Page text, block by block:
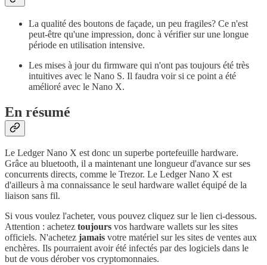
La qualité des boutons de façade, un peu fragiles? Ce n'est
peut-être qu'une impression, donc à vérifier sur une longue
période en utilisation intensive.
Les mises à jour du firmware qui n'ont pas toujours été très
intuitives avec le Nano S. Il faudra voir si ce point a été
amélioré avec le Nano X.
En résumé
Le Ledger Nano X est donc un superbe portefeuille hardware.
Grâce au bluetooth, il a maintenant une longueur d'avance sur ses
concurrents directs, comme le Trezor. Le Ledger Nano X est
d'ailleurs à ma connaissance le seul hardware wallet équipé de la
liaison sans fil.
Si vous voulez l'acheter, vous pouvez cliquez sur le lien ci-dessous.
Attention : achetez toujours vos hardware wallets sur les sites
officiels. N'achetez jamais votre matériel sur les sites de ventes aux
enchères. Ils pourraient avoir été infectés par des logiciels dans le
but de vous dérober vos cryptomonnaies.